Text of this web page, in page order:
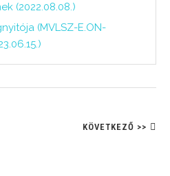
(2022.08.08.)
(MVLSZ-E.ON-
KÖVETKEZŐ >>